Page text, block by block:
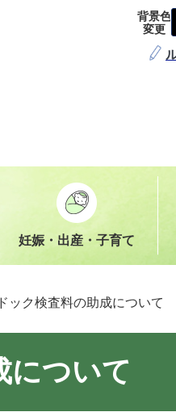
背景色
変更
妊娠・出産・子育て
ック検査料の助成について
について